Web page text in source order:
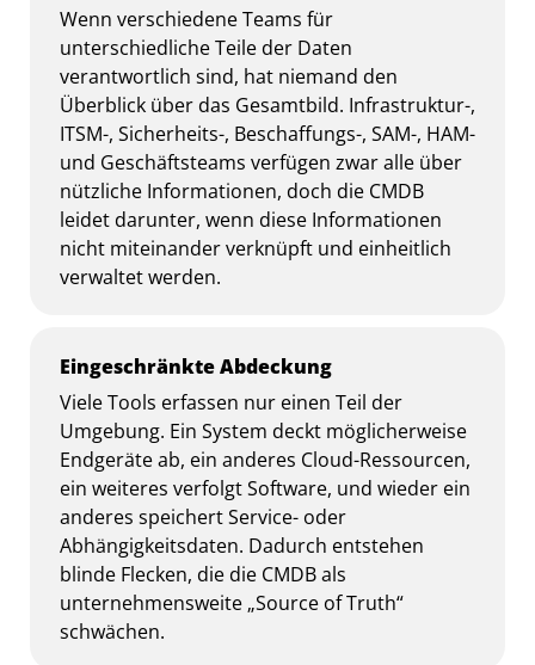
Wenn verschiedene Teams für
unterschiedliche Teile der Daten
verantwortlich sind, hat niemand den
Überblick über das Gesamtbild. Infrastruktur-,
ITSM-, Sicherheits-, Beschaffungs-, SAM-, HAM-
und Geschäftsteams verfügen zwar alle über
nützliche Informationen, doch die CMDB
leidet darunter, wenn diese Informationen
nicht miteinander verknüpft und einheitlich
verwaltet werden.
Eingeschränkte Abdeckung
Viele Tools erfassen nur einen Teil der
Umgebung. Ein System deckt möglicherweise
Endgeräte ab, ein anderes Cloud-Ressourcen,
ein weiteres verfolgt Software, und wieder ein
anderes speichert Service- oder
Abhängigkeitsdaten. Dadurch entstehen
blinde Flecken, die die CMDB als
unternehmensweite „Source of Truth“
schwächen.